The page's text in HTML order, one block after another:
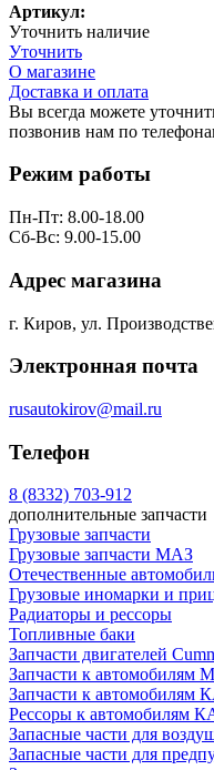
Артикул:
Уточнить наличие
Уточнить
О магазине
Доставка и оплата
Вы всегда можете
позвонив нам по
Режим работы
Пн-Пт: 8.00-18.00
Сб-Вс: 9.00-15.00
Адрес магазина
г. Киров, ул.
Электронная почта
rusautokirov@mail.ru
Телефон
8 (8332) 703-912
дополнительные запчасти
Грузовые запчасти
Грузовые запчасти МАЗ
Отечественные
Грузовые иномарки и
Радиаторы и рессоры
Топливные баки
Запчасти двигателей
Запчасти к автомобилям
Запчасти к
Рессоры к автомобилям
Запасные части для
Запасные части для